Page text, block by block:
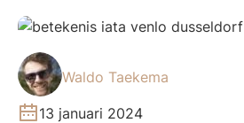
Waldo Taekema
13 januari 2024